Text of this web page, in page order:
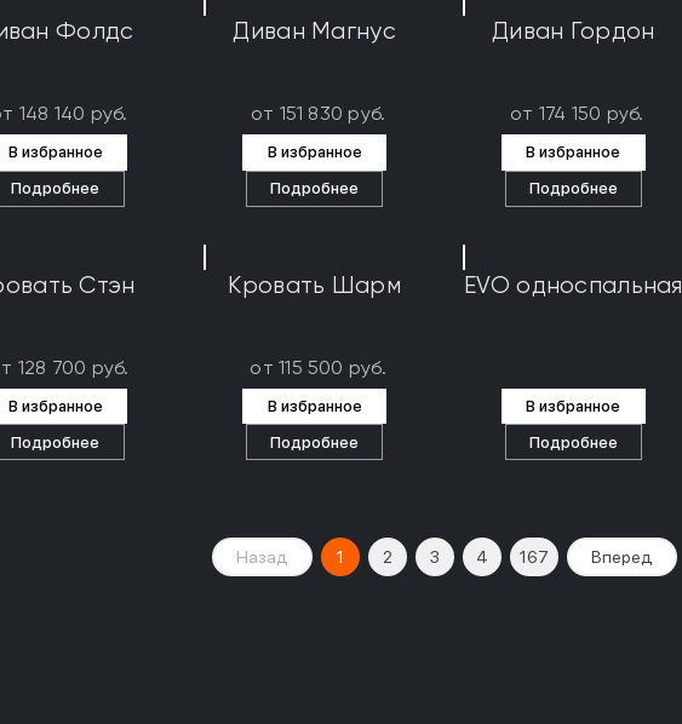
Фолдс
148 140 руб.
В избранное
Подробнее
Диван Магнус
от 151 830 руб.
В избранное
Подробнее
Диван Гордон
от 174 150 руб.
В избранное
Подробнее
Стэн
128 700 руб.
В избранное
Подробнее
Кровать Шарм
от 115 500 руб.
В избранное
Подробнее
EVO односпальная
В избранное
Подробнее
Назад 1 2 3 4 167 Вперед